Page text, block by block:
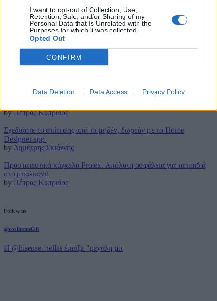
I want to opt-out of Collection, Use,
Retention, Sale, and/or Sharing of my
Personal Data that Is Unrelated with the
Purposes for which it was collected.
Opted Out
CONFIRM
Data Deletion Data Access Privacy Policy
Είναι μία από τις πολλές ερωτήσεις που κάνουν οι άνθρωποι κάθε
φορά που μετακομίζουν σε ένα νέο σπίτι, …
28 Μαρτίου 2023
byΠέτρος Κυπραίος
Σχεδιάστε το σπίτι σας από το μηδέν, δωρεάν με το Home
Designer app!
by Δημήτρης Σκιάννης
Προστατευτικά κάγκελα Protex. Απόλυτη ασφάλεια για τα παιδιά
στο μπαλκόνι!
by Πέτρος Κυπραίος
Follow us
@coolhomeGR
Η @hisense_hellas έπαιξε "μεγάλη μπ